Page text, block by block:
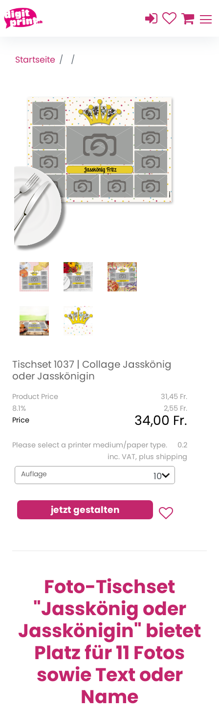
Startseite
Tischset 1037 | Collage Jasskönig
oder Jasskönigin
Product Price
31,45 Fr.
8.1%
2,55 Fr.
Price
34,00 Fr.
Please select a printer medium/paper type.
0.2
inc. VAT, plus shipping
Auflage
Foto-Tischset
"Jasskönig oder
Jasskönigin" bietet
Platz für 11 Fotos
sowie Text oder
Name